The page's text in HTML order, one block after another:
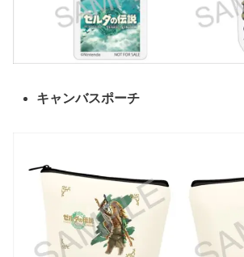
キャンバスポーチ